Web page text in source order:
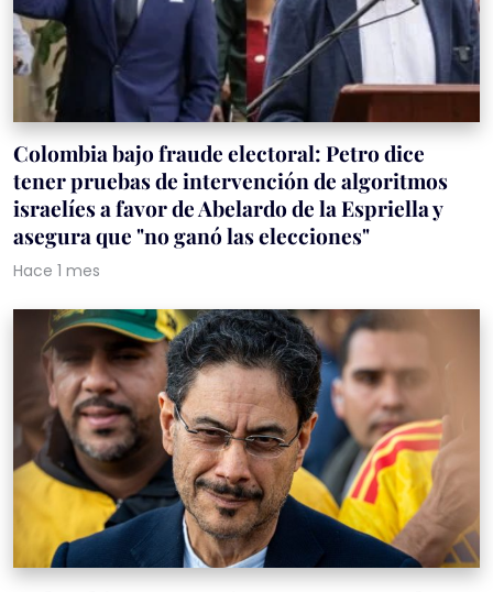
Colombia bajo fraude electoral: Petro dice
tener pruebas de intervención de algoritmos
israelíes a favor de Abelardo de la Espriella y
asegura que "no ganó las elecciones"
Hace 1 mes